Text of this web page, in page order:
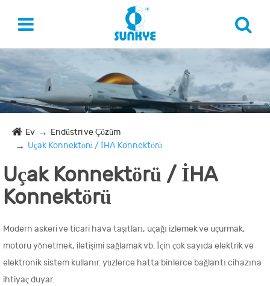
Ev
Endüstri ve Çözüm
Uçak Konnektörü / İHA Konnektörü
Uçak Konnektörü / İHA
Konnektörü
Modern askeri ve ticari hava taşıtları, uçağı izlemek ve uçurmak,
motoru yönetmek, iletişimi sağlamak vb. İçin çok sayıda elektrik ve
elektronik sistem kullanır. yüzlerce hatta binlerce bağlantı cihazına
ihtiyaç duyar.